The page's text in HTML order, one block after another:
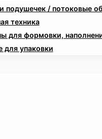
подушечек / потоковые
техника
для формовки,
для упаковки